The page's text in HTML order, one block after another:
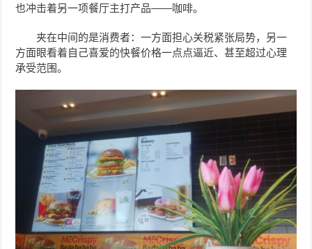
也冲击着另一项餐厅主打产品——咖啡。
夹在中间的是消费者：一方面担心关税紧张局势，另一
方面眼看着自己喜爱的快餐价格一点点逼近、甚至超过心理
承受范围。